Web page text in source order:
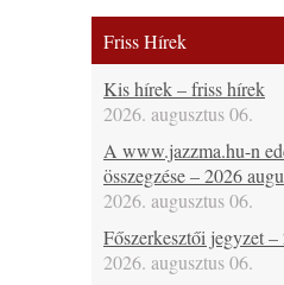
Friss Hírek
Kis hírek – friss hírek
2026. augusztus 06.
A www.jazzma.hu-n
összegzése – 2026
2026. augusztus 06.
Főszerkesztői jegyzet
2026. augusztus 06.